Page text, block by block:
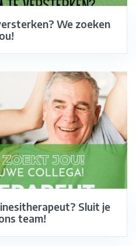
We zoeken
Sluit je
team!